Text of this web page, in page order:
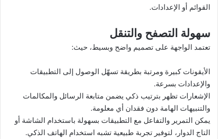
القوائم أو الإعدادات.
سهولة التصفح والتنقل
تعتمد الواجهة على تصميم واضح وبسيط، حيث:
الأيقونات كبيرة ومرتبة بطريقة تسهّل الوصول إلى التطبيقات
والإعدادات بسرعة.
الإشعارات تظهر بترتيب ذكي يضمن متابعة الرسائل والمكالمات
والتنبيهات الهامة دون فقدان أي معلومة.
يمكن التمرير والتفاعل مع التطبيقات بسهولة باستخدام الشاشة أو
التاج الدوار، لتوفير تجربة طبيعية تشبه استخدام الهاتف الذكي.